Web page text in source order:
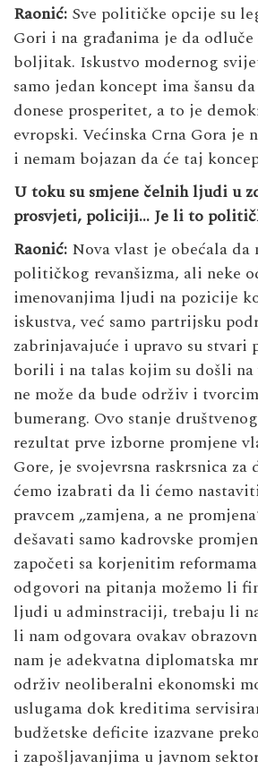
Raonić: Sve političke opcije su
Gori i na građanima je da
boljitak. Iskustvo modernog
samo jedan koncept ima šansu
donese prosperitet, a to je
evropski. Većinska Crna Gora je
i nemam bojazan da će taj
U toku su smjene čelnih ljudi u
prosvjeti, policiji… Je li to
Raonić: Nova vlast je obećala da
političkog revanšizma, ali neke
imenovanjima ljudi na pozicije
iskustva, već samo partrijsku
zabrinjavajuće i upravo su stvari
borili i na talas kojim su došli
ne može da bude održiv i
bumerang. Ovo stanje
rezultat prve izborne promjene
Gore, je svojevrsna raskrsnica
ćemo izabrati da li ćemo
pravcem „zamjena, a ne
dešavati samo kadrovske
započeti sa korjenitim
odgovori na pitanja možemo li
ljudi u adminstraciji, trebaju li
li nam odgovara ovakav
nam je adekvatna diplomatska
održiv neoliberalni ekonomski
uslugama dok kreditima
budžetske deficite izazvane
i zapošljavanjima u javnom